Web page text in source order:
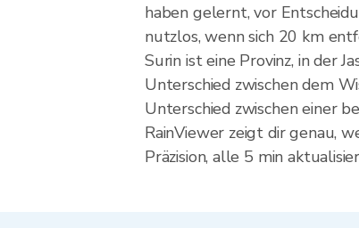
haben gelernt, vor
nutzlos, wenn sich 20 km
Surin ist eine Provinz, in der
Unterschied zwischen dem
Unterschied zwischen einer
RainViewer zeigt dir genau,
Präzision, alle 5 min